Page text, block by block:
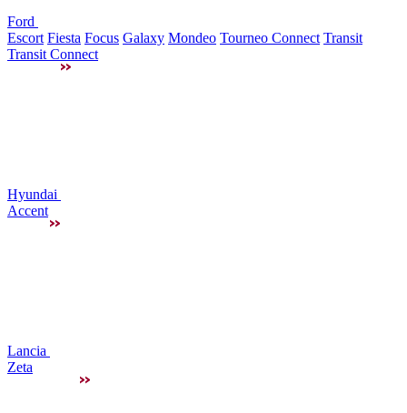
Ford
Escort Fiesta Focus Galaxy Mondeo Tourneo Connect Transit
Transit Connect
Hyundai
Accent
Lancia
Zeta